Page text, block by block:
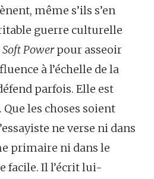
même s’ils s’en
guerre culturelle
Soft Powerpour asseoir
à l’échelle de la
parfois. Elle est
les choses soient
ne verse ni dans
primaire ni dans le
facile. Il l’écrit lui-